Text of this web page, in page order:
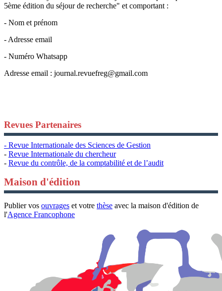
5ème édition du séjour de recherche" et comportant :
- Nom et prénom
- Adresse email
- Numéro Whatsapp
Adresse email : journal.revuefreg@gmail.com
Revues Partenaires
- Revue Internationale des Sciences de Gestion
- Revue Internationale du chercheur
- Revue du contrôle, de la comptabilité et de l’audit
Maison d'édition
Publier vos ouvrages et votre thèse avec la maison d'édition de
l'Agence Francophone